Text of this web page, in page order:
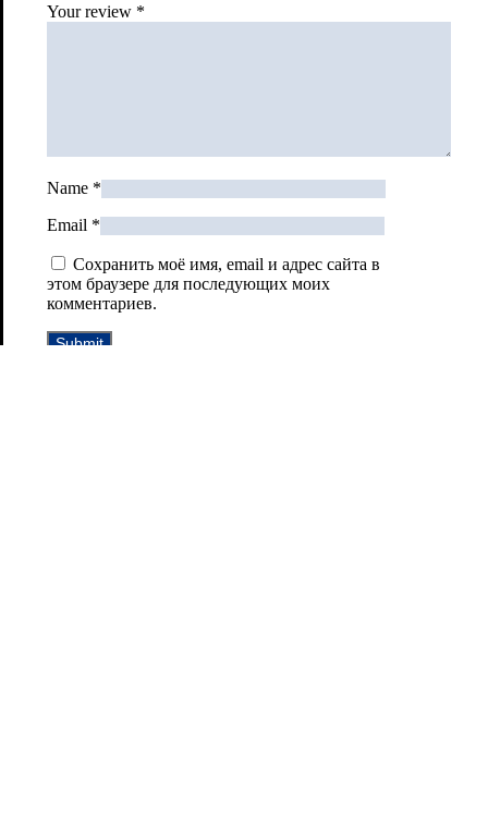
Your review *
Name *
Email *
Сохранить моё имя, email и адрес сайта в
этом браузере для последующих моих
комментариев.